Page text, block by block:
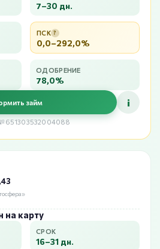
7–30 дн.
ПСК ?
0,0–292,0%
ОДОБРЕНИЕ
78,0%
займ i
на карту
СРОК
16–31 дн.